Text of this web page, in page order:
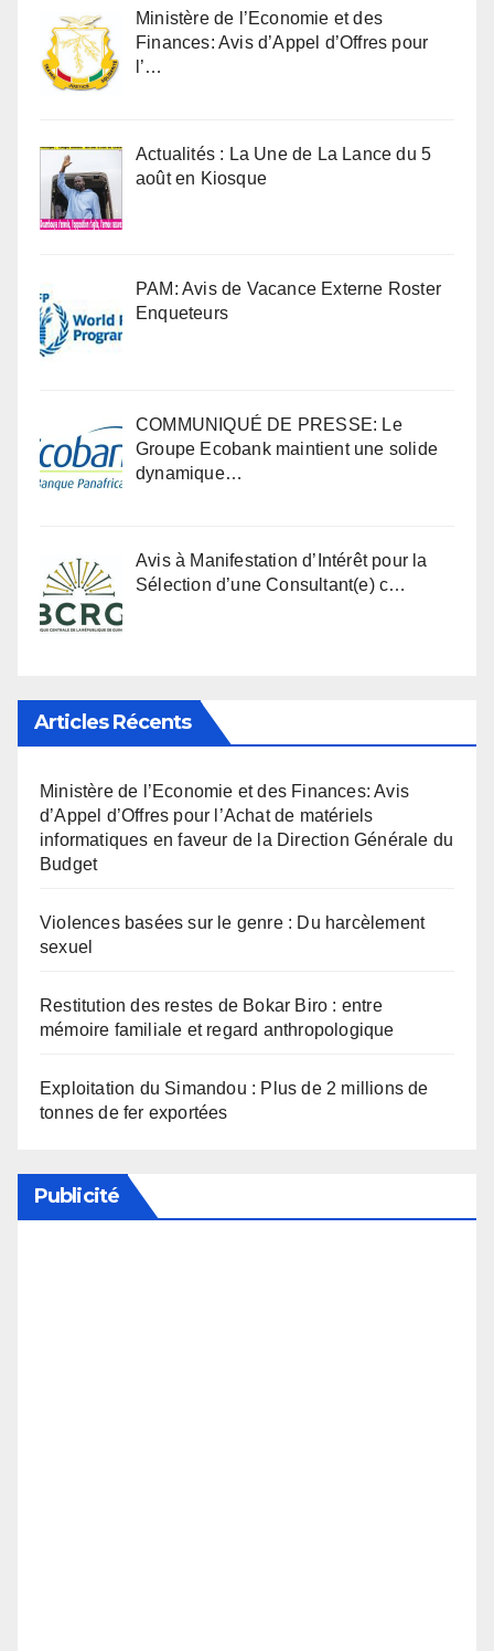
Ministère de l’Economie et des
Finances: Avis d’Appel d’Offres pour
l’…
Actualités : La Une de La Lance du 5
août en Kiosque
PAM: Avis de Vacance Externe Roster
Enqueteurs
COMMUNIQUÉ DE PRESSE: Le
Groupe Ecobank maintient une solide
dynamique…
Avis à Manifestation d’Intérêt pour la
Sélection d’une Consultant(e) c…
Articles Récents
Ministère de l’Economie et des Finances: Avis
d’Appel d’Offres pour l’Achat de matériels
informatiques en faveur de la Direction Générale du
Budget
Violences basées sur le genre : Du harcèlement
sexuel
Restitution des restes de Bokar Biro : entre
mémoire familiale et regard anthropologique
Exploitation du Simandou : Plus de 2 millions de
tonnes de fer exportées
Publicité